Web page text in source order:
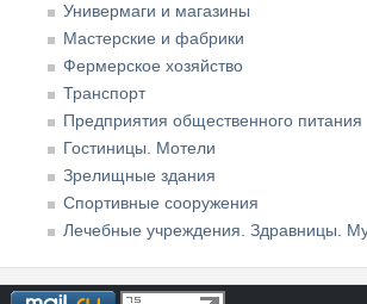
Универмаги и магазины
Мастерские и фабрики
Фермерское хозяйство
Транспорт
Предприятия общественного питания
Гостиницы. Мотели
Зрелищные здания
Спортивные сооружения
Лечебные учреждения. Здравницы.